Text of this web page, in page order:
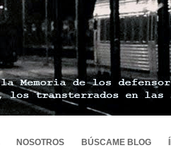
NOSOTROS BÚSCAME BLOG